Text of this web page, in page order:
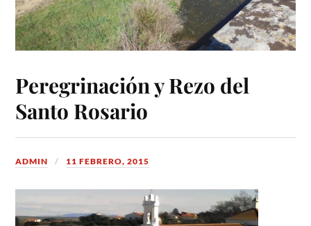
Peregrinación y Rezo del
Santo Rosario
ADMIN 11 FEBRERO, 2015